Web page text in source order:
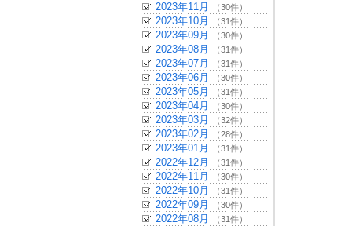
2023年11月 （30件）
2023年10月 （31件）
2023年09月 （30件）
2023年08月 （31件）
2023年07月 （31件）
2023年06月 （30件）
2023年05月 （31件）
2023年04月 （30件）
2023年03月 （32件）
2023年02月 （28件）
2023年01月 （31件）
2022年12月 （31件）
2022年11月 （30件）
2022年10月 （31件）
2022年09月 （30件）
2022年08月 （31件）